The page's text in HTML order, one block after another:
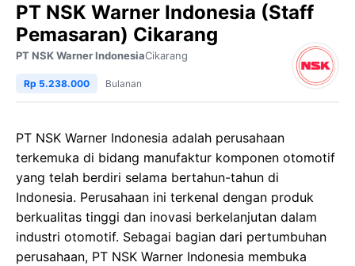
PT NSK Warner Indonesia (Staff
Pemasaran) Cikarang
PT NSK Warner IndonesiaCikarang
Rp 5.238.000 Bulanan
PT NSK Warner Indonesia adalah perusahaan
terkemuka di bidang manufaktur komponen otomotif
yang telah berdiri selama bertahun-tahun di
Indonesia. Perusahaan ini terkenal dengan produk
berkualitas tinggi dan inovasi berkelanjutan dalam
industri otomotif. Sebagai bagian dari pertumbuhan
perusahaan, PT NSK Warner Indonesia membuka